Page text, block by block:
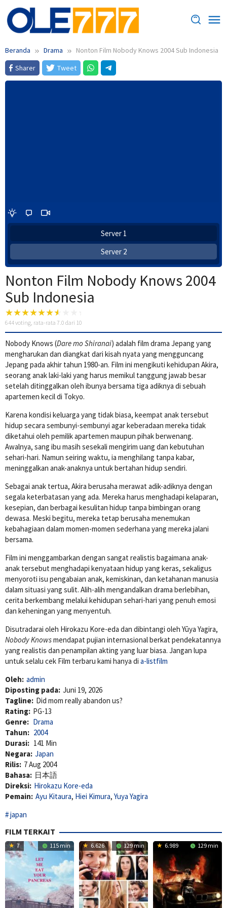
Loncat
ke
konten
Beranda Drama
Nonton Film Nobody Knows 2004 Sub Indonesia
Sharer
Tweet
Server 1
Server 2
Nonton Film Nobody Knows 2004
Sub Indonesia
644voting, rata-rata 7.0 dari 10
Nobody Knows (Dare mo Shiranai) adalah film drama Jepang yang
mengharukan dan diangkat dari kisah nyata yang mengguncang
Jepang pada akhir tahun 1980-an. Film ini mengikuti kehidupan Akira,
seorang anak laki-laki yang harus memikul tanggung jawab besar
setelah ditinggalkan oleh ibunya bersama tiga adiknya di sebuah
apartemen kecil di Tokyo.
Karena kondisi keluarga yang tidak biasa, keempat anak tersebut
hidup secara sembunyi-sembunyi agar keberadaan mereka tidak
diketahui oleh pemilik apartemen maupun pihak berwenang.
Awalnya, sang ibu masih sesekali mengirim uang dan kebutuhan
sehari-hari. Namun seiring waktu, ia menghilang tanpa kabar,
meninggalkan anak-anaknya untuk bertahan hidup sendiri.
Sebagai anak tertua, Akira berusaha merawat adik-adiknya dengan
segala keterbatasan yang ada. Mereka harus menghadapi kelaparan,
kesepian, dan berbagai kesulitan hidup tanpa bimbingan orang
dewasa. Meski begitu, mereka tetap berusaha menemukan
kebahagiaan dalam momen-momen sederhana yang mereka jalani
bersama.
Film ini menggambarkan dengan sangat realistis bagaimana anak-
anak tersebut menghadapi kenyataan hidup yang keras, sekaligus
menyoroti isu pengabaian anak, kemiskinan, dan ketahanan manusia
dalam situasi yang sulit. Alih-alih mengandalkan drama berlebihan,
cerita berkembang melalui kehidupan sehari-hari yang penuh emosi
dan keheningan yang menyentuh.
Disutradarai oleh Hirokazu Kore-eda dan dibintangi oleh Yūya Yagira,
Nobody Knowsmendapat pujian internasional berkat pendekatannya
yang realistis dan penampilan akting yang luar biasa. Jangan lupa
untuk selalu cek Film terbaru kami hanya di a-listfilm
Oleh: admin
Diposting pada: Juni 19, 2026
Tagline: Did mom really abandon us?
Rating: PG-13
Genre: Drama
Tahun: 2004
Durasi: 141 Min
Negara: Japan
Rilis: 7 Aug 2004
Bahasa: 日本語
Direksi: Hirokazu Kore-eda
Pemain: Ayu Kitaura, Hiei Kimura, Yuya Yagira
japan
FILM TERKAIT
7 115 min 6.626 129 min 6.989 129 min